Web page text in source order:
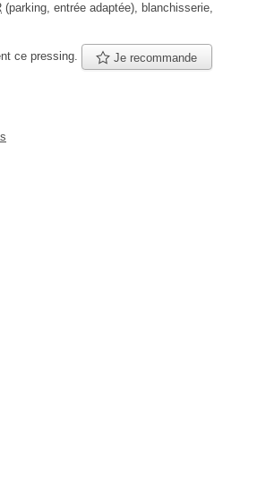
(parking, entrée adaptée), blanchisserie,
ce pressing. Je recommande